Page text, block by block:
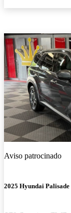
Aviso patrocinado
2025 Hyundai Palisade